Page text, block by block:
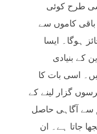
طرح کوئی
کاموں سے
ہوگا۔ ایسا
کے بنیادی
اسی بات کا
گزار لینے کے
سے آگاہی حاصل
جاتا ہے۔ ان